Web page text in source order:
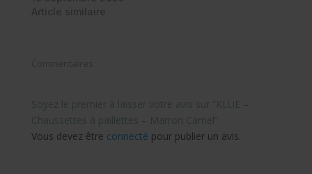
Commentaires
Soyez le premier à laisser votre avis sur “KLUE –
Chaussettes à paillettes – Marron Camel”
Vous devez être connecté pour publier un avis.